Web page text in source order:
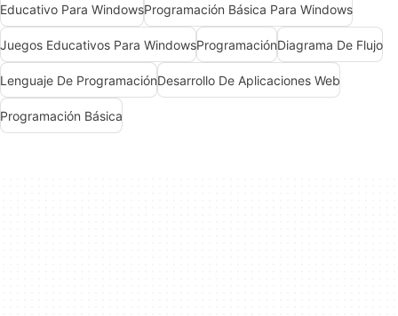
Educativo Para WindowsProgramación Básica Para Windows
Juegos Educativos Para WindowsProgramaciónDiagrama De Flujo
Lenguaje De ProgramaciónDesarrollo De Aplicaciones Web
Programación Básica